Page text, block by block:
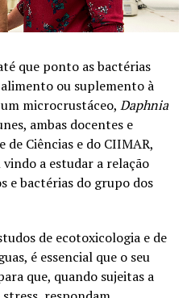
que ponto as bactérias
ou suplemento à
microcrustáceo, Daphnia
ambas docentes e
de Ciências e do CIIMAR,
a estudar a relação
e bactérias do grupo dos
de ecotoxicologia e de
é essencial que o seu
que, quando sujeitas a